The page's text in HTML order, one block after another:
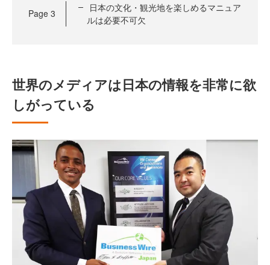
Page 3
日本の文化・観光地を楽しめるマニュア
ルは必要不可欠
世界のメディアは日本の情報を非常に欲
しがっている